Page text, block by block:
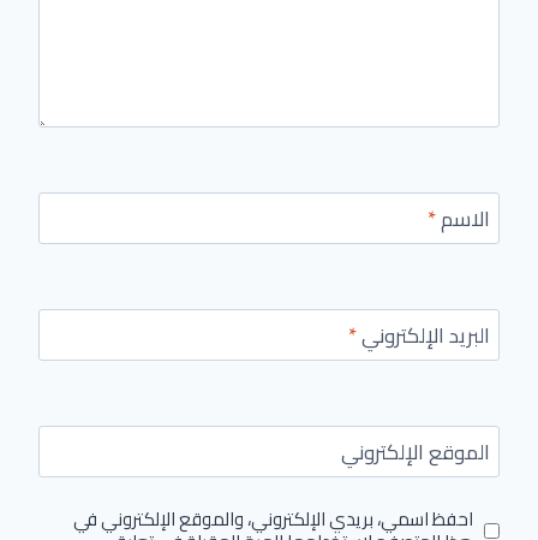
الاسم*
البريد الإلكتروني*
الموقع الإلكتروني
احفظ اسمي، بريدي الإلكتروني، والموقع الإلكتروني في